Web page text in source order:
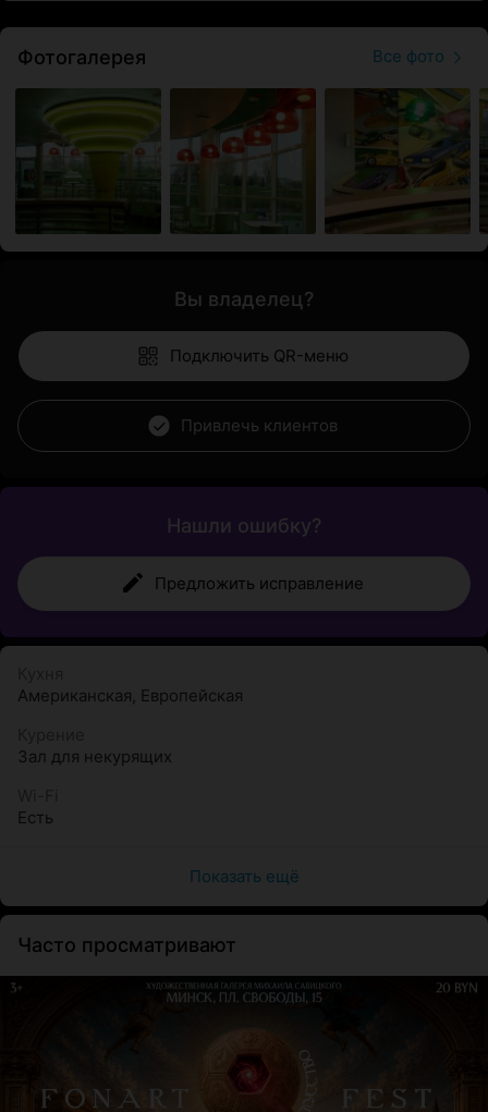
Фотогалерея Все фото
Вы владелец?
Подключить QR-меню
Привлечь клиентов
Нашли ошибку?
Предложить исправление
Американская, Европейская
Зал для некурящих
Есть
Показать ещё
Часто просматривают